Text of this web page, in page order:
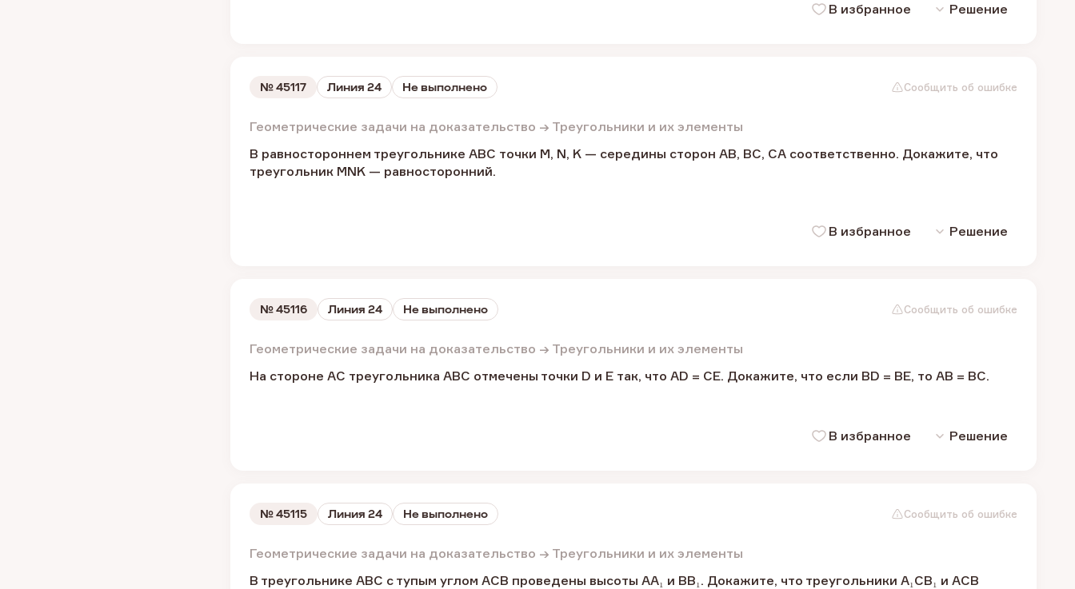
В избранное Решение
№45117 Линия 24 Не выполнено Сообщить об ошибке
Геометрические задачи на доказательство → Треугольники и их элементы
В равностороннем треугольнике ABC точки M, N, K — середины сторон AB, BC, CA соответственно. Докажите, что
треугольник MNK — равносторонний.
В избранное Решение
№45116 Линия 24 Не выполнено Сообщить об ошибке
Геометрические задачи на доказательство → Треугольники и их элементы
На стороне AC треугольника ABC отмечены точки D и E так, что AD = CE. Докажите, что если BD = BE, то AB = BC.
В избранное Решение
№45115 Линия 24 Не выполнено Сообщить об ошибке
Геометрические задачи на доказательство → Треугольники и их элементы
В треугольнике ABC с тупым углом ACB проведены высоты AA₁ и BB₁. Докажите, что треугольники A₁CB₁ и ACB